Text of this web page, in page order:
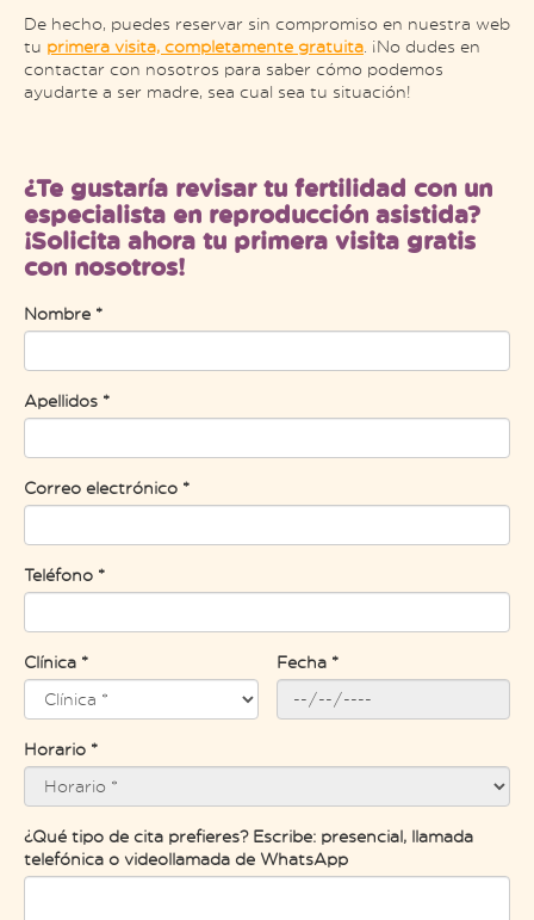
De hecho, puedes reservar sin compromiso en nuestra web
tu primera visita, completamente gratuita . ¡No dudes en
contactar con nosotros para saber cómo podemos
ayudarte a ser madre, sea cual sea tu situación!
¿Te gustaría revisar tu fertilidad con un
especialista en reproducción asistida?
¡Solicita ahora tu primera visita gratis
con nosotros!
Nombre *
Apellidos *
Correo electrónico *
Teléfono *
Clínica * Fecha *
Horario *
¿Qué tipo de cita prefieres? Escribe: presencial, llamada
telefónica o videollamada de WhatsApp